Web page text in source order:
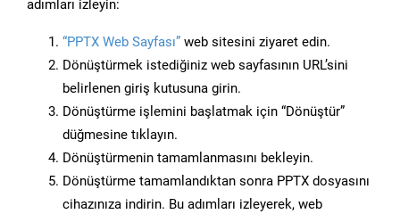
adımları izleyin:
“PPTX Web Sayfası” web sitesini ziyaret edin.
Dönüştürmek istediğiniz web sayfasının URL’sini
belirlenen giriş kutusuna girin.
Dönüştürme işlemini başlatmak için “Dönüştür”
düğmesine tıklayın.
Dönüştürmenin tamamlanmasını bekleyin.
Dönüştürme tamamlandıktan sonra PPTX dosyasını
cihazınıza indirin. Bu adımları izleyerek, web